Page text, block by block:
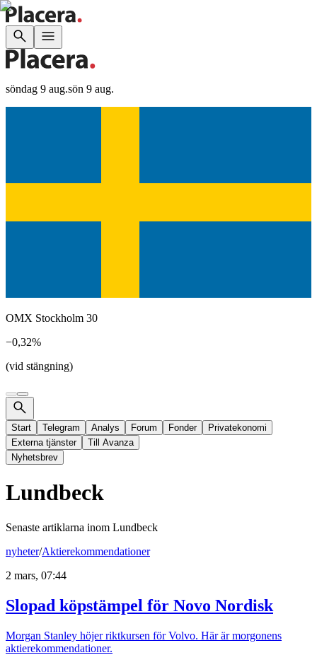
söndag 9 aug.sön 9 aug.
OMX Stockholm 30
−0,32%
(vid stängning)
Start Telegram Analys Forum Fonder
Privatekonomi
Externa tjänster
Till Avanza
Nyhetsbrev
Lundbeck
Senaste artiklarna inom Lundbeck
nyheter/Aktierekommendationer
2 mars, 07:44
Slopad köpstämpel för Novo Nordisk
Morgan Stanley höjer riktkursen för Volvo. Här är morgonens
aktierekommendationer.